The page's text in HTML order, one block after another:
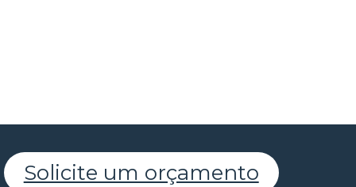
Solicite um orçamento